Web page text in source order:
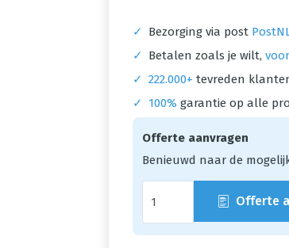
✓ Bezorging via post
✓
Betalen zoals je wilt,
✓ 222.000+ tevreden
✓
100% garantie op alle
Offerte aanvragen
Benieuwd naar de
Offerte